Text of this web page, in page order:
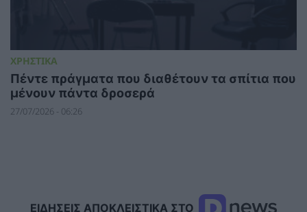
ΧΡΗΣΤΙΚΑ
Πέντε πράγματα που διαθέτουν τα σπίτια που
μένουν πάντα δροσερά
27/07/2026 - 06:26
ΕΙΔΗΣΕΙΣ ΑΠΟΚΛΕΙΣΤΙΚΑ ΣΤΟ